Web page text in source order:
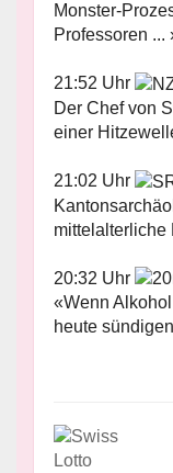
Monster-
Professoren ...
21:52 Uhr
Der Chef von
einer
21:02 Uhr
mittelalterliche
20:32 Uhr
«Wenn
heute